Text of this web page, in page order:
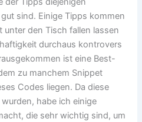
sind. Einige Tipps kommen
den Tisch fallen lassen
durchaus kontrovers
ist eine Best-
zu manchem Snippet
Codes liegen. Da diese
habe ich einige
die sehr wichtig sind, um